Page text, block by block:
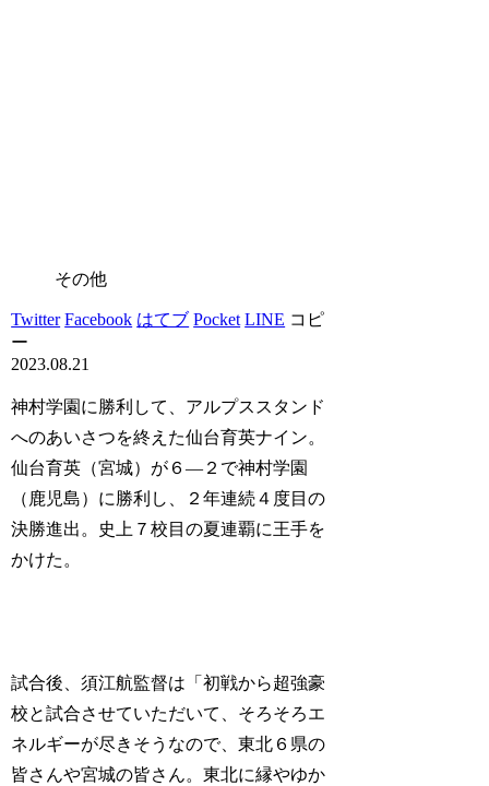
その他
Twitter Facebook はてブ Pocket LINE コピ
ー
2023.08.21
神村学園に勝利して、アルプススタンド
へのあいさつを終えた仙台育英ナイン。
仙台育英（宮城）が６―２で神村学園
（鹿児島）に勝利し、２年連続４度目の
決勝進出。史上７校目の夏連覇に王手を
かけた。
試合後、須江航監督は「初戦から超強豪
校と試合させていただいて、そろそろエ
ネルギーが尽きそうなので、東北６県の
皆さんや宮城の皆さん。東北に縁やゆか